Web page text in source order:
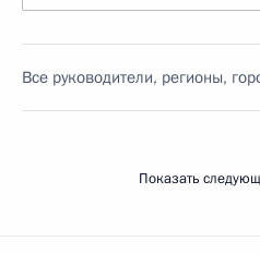
Все руководители, регионы,
Показать